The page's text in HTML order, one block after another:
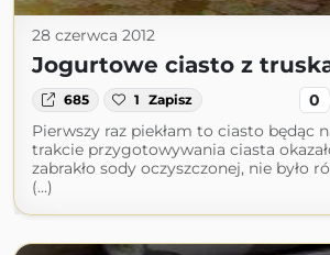
28 czerwca 2012
Jogurtowe ciasto z
685 1 Zapisz 0
Pierwszy raz piekłam to ciasto będąc
trakcie przygotowywania ciasta
zabrakło sody oczyszczonej, nie było
(...)